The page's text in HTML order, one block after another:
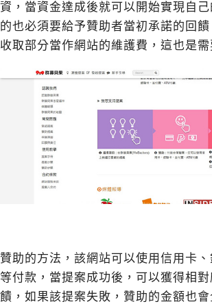
資，當資金達成後就可以開始實現自
的也必須要給予贊助者當初承諾的回
收取部分當作網站的維護費，這也是需
贊助的方法，該網站可以使用信用卡
等付款，當提案成功後，可以獲得相
饋，如果該提案失敗，贊助的金額也